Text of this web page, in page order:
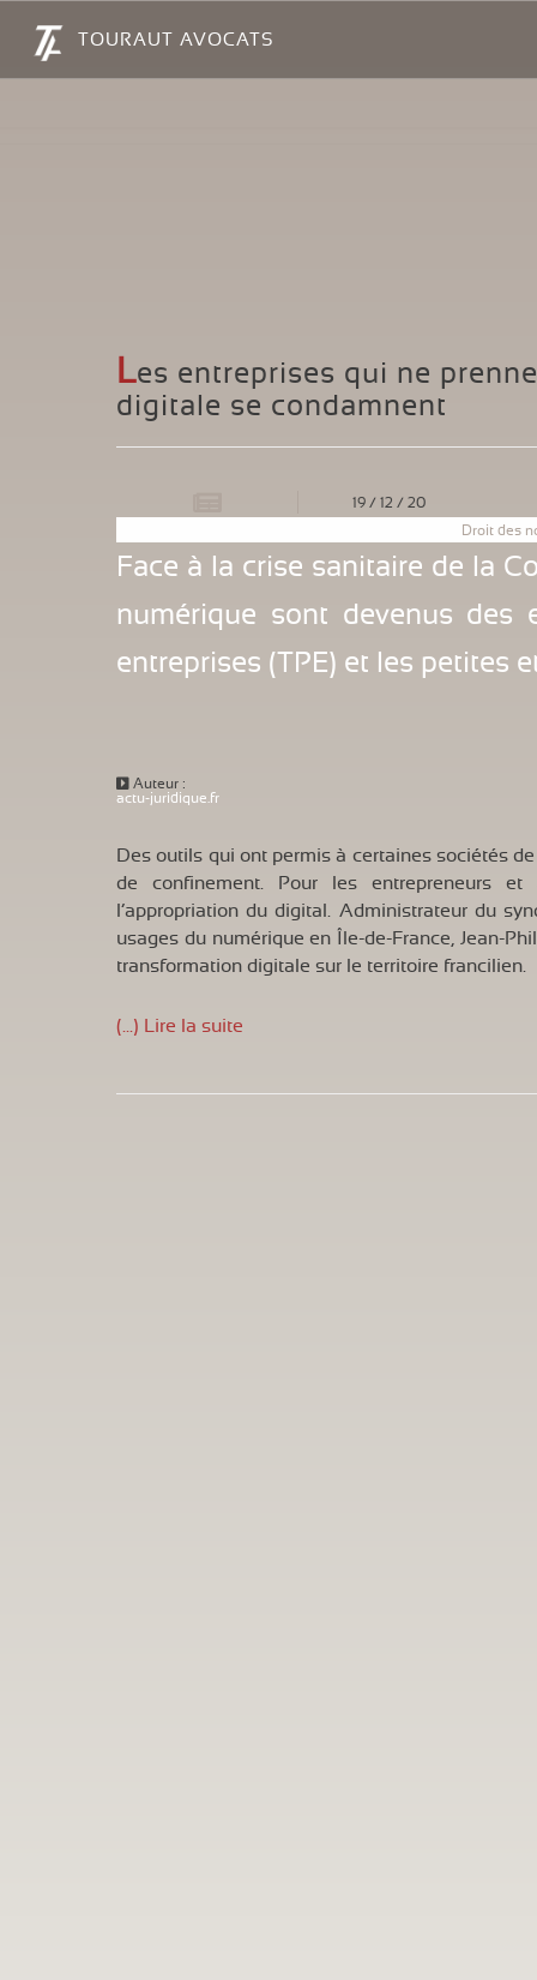
TOURAUT AVOCATS
Les entreprises qui ne
digitale se condamnent
19 /12 /20
Droit des
Face à la crise sanitaire de la
numérique sont devenus des
entreprises (TPE) et les petites
Auteur :
actu-juridique.fr
Des outils qui ont permis à certaines sociétés
de confinement. Pour les entrepreneurs
l’appropriation du digital. Administrateur du
usages du numérique en Île-de-France, Jean-
transformation digitale sur le territoire francilien.
(...) Lire la suite